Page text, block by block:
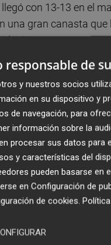
con 13-13 en el
una gran canasta
para
(15-15), con Sanli
segundo cuarto, el
Solo dos puntos en
demasiado en
Madrid, que solo
de llegar al centenar
su 2-3, que secó a
responsable de
y nuestros socios
en su dispositivo y
de navegación, para
información sobre la
procesar sus datos para
y características del
pueden basarse en
en Configuración de
de cookies.